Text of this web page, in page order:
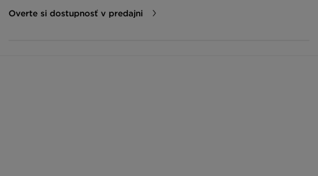
Overte si dostupnosť v predajni